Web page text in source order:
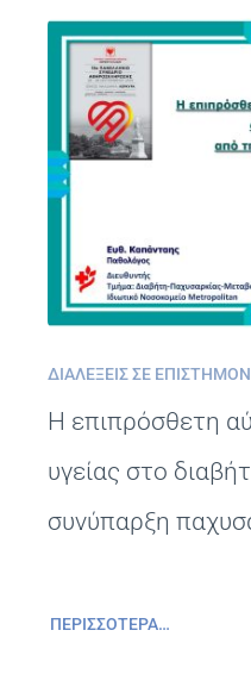
ΔΙΑΛΈΞΕΙΣ ΣΕ
Η επιπρόσθετη
υγείας στο
συνύπαρξη
ΠΕΡΙΣΣΌΤΕΡΑ…